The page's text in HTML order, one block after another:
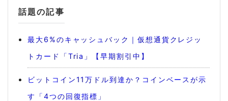
話題の記事
最大6%のキャッシュバック｜仮想通貨クレジッ
トカード「Tria」【早期割引中】
ビットコイン11万ドル到達か？コインベースが示
す「4つの回復指標」